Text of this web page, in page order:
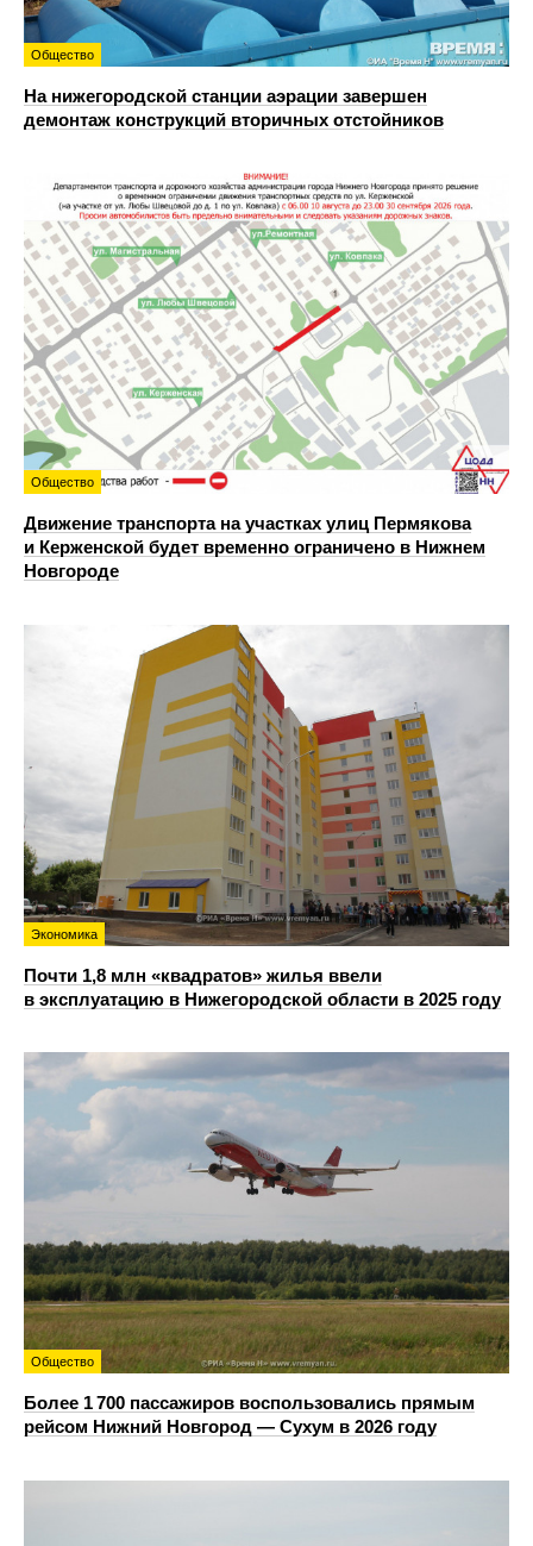
Общество
На нижегородской станции аэрации завершен
демонтаж конструкций вторичных отстойников
Общество
Движение транспорта на участках улиц Пермякова
и Керженской будет временно ограничено в Нижнем
Новгороде
Экономика
Почти 1,8 млн «квадратов» жилья ввели
в эксплуатацию в Нижегородской области в 2025 году
Общество
Более 1 700 пассажиров воспользовались прямым
рейсом Нижний Новгород — Сухум в 2026 году